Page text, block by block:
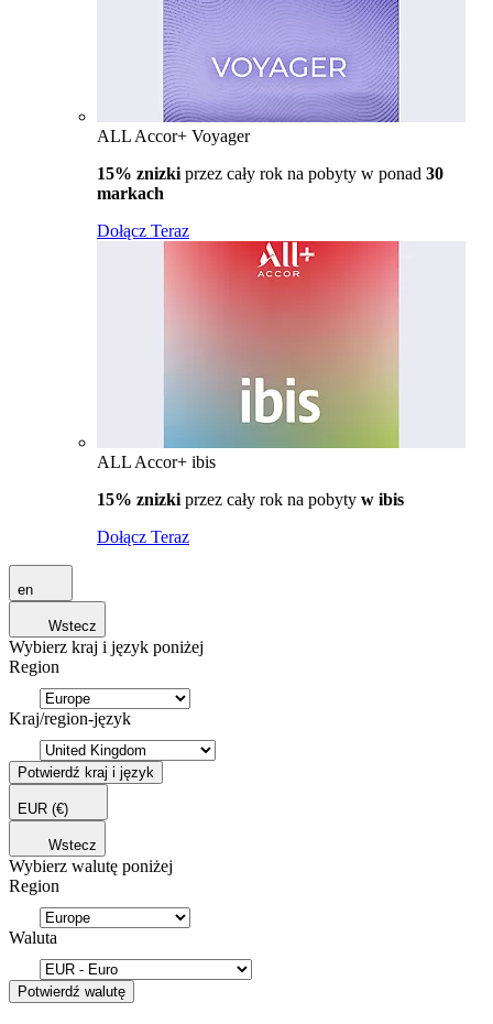
ALL Accor+ Voyager
15% znizki przez cały rok na pobyty w ponad 30
markach
Dołącz Teraz
ALL Accor+ ibis
15% znizki przez cały rok na pobyty w ibis
Dołącz Teraz
en
Wstecz
Wybierz kraj i język poniżej
Region
Kraj/region-język
Potwierdź kraj i język
EUR (€)
Wstecz
Wybierz walutę poniżej
Region
Waluta
Potwierdź walutę